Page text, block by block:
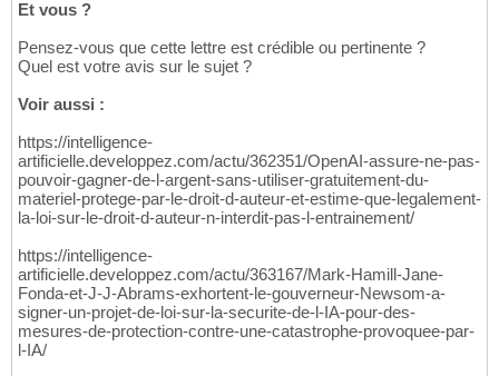
Et vous ?
Pensez-vous que cette lettre est crédible ou pertinente ?
Quel est votre avis sur le sujet ?
Voir aussi :
https://intelligence-
artificielle.developpez.com/actu/362351/OpenAI-assure-ne-pas-
pouvoir-gagner-de-l-argent-sans-utiliser-gratuitement-du-
materiel-protege-par-le-droit-d-auteur-et-estime-que-legalement-
la-loi-sur-le-droit-d-auteur-n-interdit-pas-l-entrainement/
https://intelligence-
artificielle.developpez.com/actu/363167/Mark-Hamill-Jane-
Fonda-et-J-J-Abrams-exhortent-le-gouverneur-Newsom-a-
signer-un-projet-de-loi-sur-la-securite-de-l-IA-pour-des-
mesures-de-protection-contre-une-catastrophe-provoquee-par-
l-IA/